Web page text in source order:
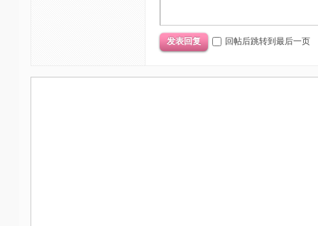
发表回复 回帖后跳转到最后一页